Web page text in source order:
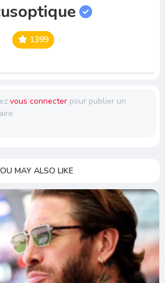
1399
vous connecterpour publier un
MAY ALSO LIKE